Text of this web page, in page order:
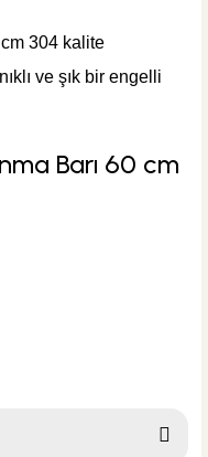
304 kalite
ve şık bir engelli